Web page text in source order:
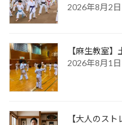
2026年8月2日
【麻生教室
2026年8月1日
【大人のス